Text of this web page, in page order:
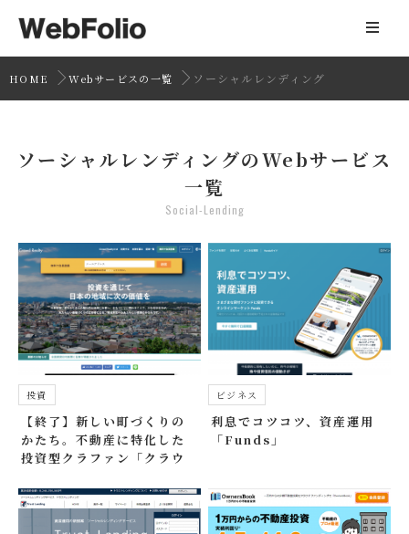
HOME Webサービスの一覧 ソーシャルレンディング
ソーシャルレンディングのWebサービス
一覧
Social-Lending
投資
【終了】新しい町づくりの
かたち。不動産に特化した
投資型クラファン「クラウ
ビジネス
利息でコツコツ、資産運用
「Funds」